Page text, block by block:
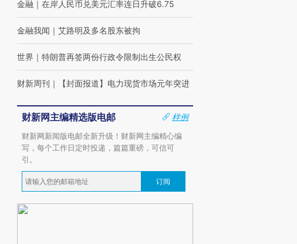
金融 ｜ 在岸人民币兑美元汇率连日升破6.75
金融我闻 ｜ 艾路明及多名股东被拘
世界 ｜ 特朗普再签两份行政令限制出生公民权
财新周刊 ｜ 【封面报道】电力现货市场元年突进
财新网主编精选版电邮
样例
财新网新闻版电邮全新升级！财新网主编精心编
写，每个工作日定时投递，篇篇重磅，可信可
引。
订阅